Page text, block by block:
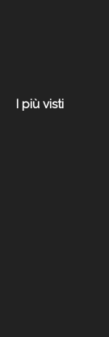
I più visti